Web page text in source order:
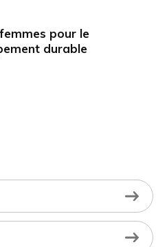
pour le
durable